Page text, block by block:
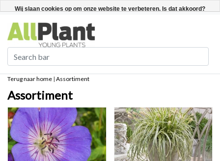
Registreren / Inloggen Nederlands
Terug naar home | Assortiment
Assortiment
Wij slaan cookies op om onze website te verbeteren. Is dat akkoord?